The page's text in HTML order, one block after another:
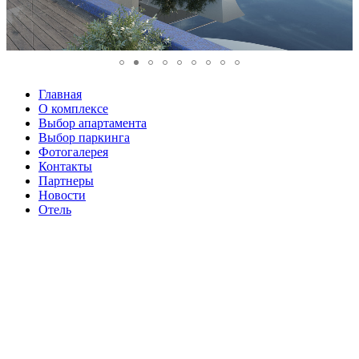
Главная
О комплексе
Выбор апартамента
Выбор паркинга
Фотогалерея
Контакты
Партнеры
Новости
Отель